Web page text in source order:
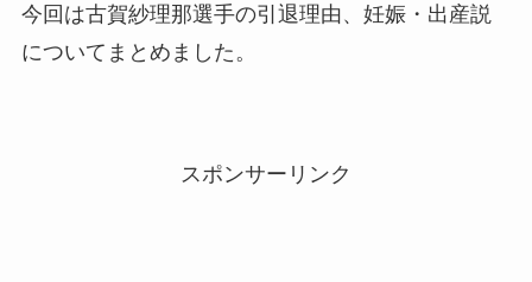
今回は古賀紗理那選手の引退理由、妊娠・出産説
についてまとめました。
スポンサーリンク